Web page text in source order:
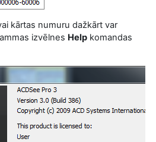
kārtas numuru dažkārt var
izvēlnes Help komandas